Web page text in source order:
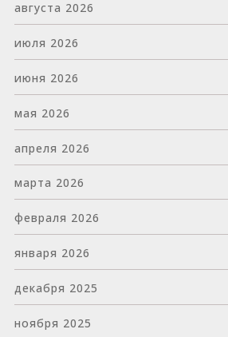
августа 2026
июля 2026
июня 2026
мая 2026
апреля 2026
марта 2026
февраля 2026
января 2026
декабря 2025
ноября 2025